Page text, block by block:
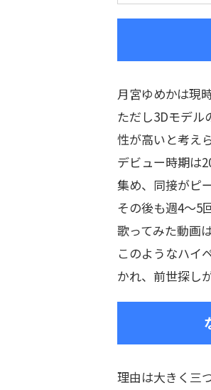
月宮ゆめかは現
ただし3Dモデル
性が高いと考え
デビュー時期は
集め、同接がピ
その後も週4～5
歌ってみた動画
このようなハイ
かれ、前世探し
理由は大きく三